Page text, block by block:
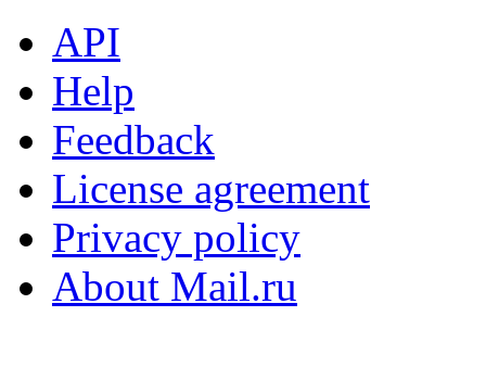
API
Help
Feedback
License agreement
Privacy policy
About Mail.ru